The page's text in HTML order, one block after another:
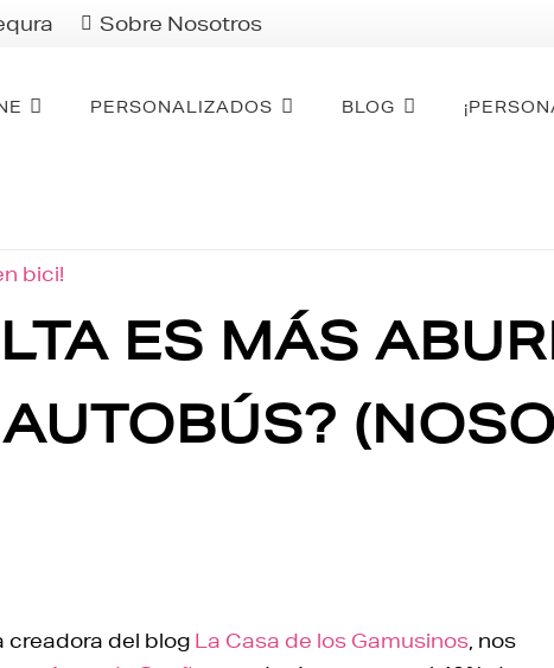
Sobre Nosotros
PERSONALIZADOS BLOG
bici!
ES MÁS
creadora del blog La Casa de los Gamusinos , nos